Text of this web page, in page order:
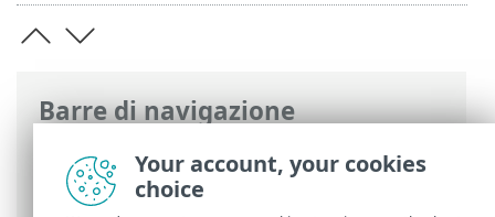
Barre di navigazione
Guida online ESET>ESET Cyber Security
Preferenze dell’applicazione
Protezioni
> Protezione accesso Web
Your account, your cookies
choice